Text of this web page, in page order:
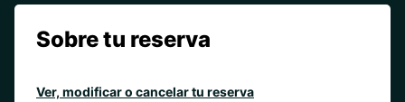
Sobre tu reserva
Ver, modificar o cancelar tu reserva